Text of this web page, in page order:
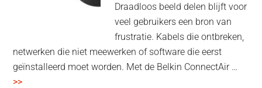
Draadloos beeld delen blijft voor
veel gebruikers een bron van
frustratie. Kabels die ontbreken,
netwerken die niet meewerken of software die eerst
geïnstalleerd moet worden. Met de Belkin ConnectAir …
>>overBelkin